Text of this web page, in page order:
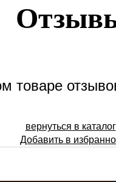
товаре
вернуться в каталог
Добавить в